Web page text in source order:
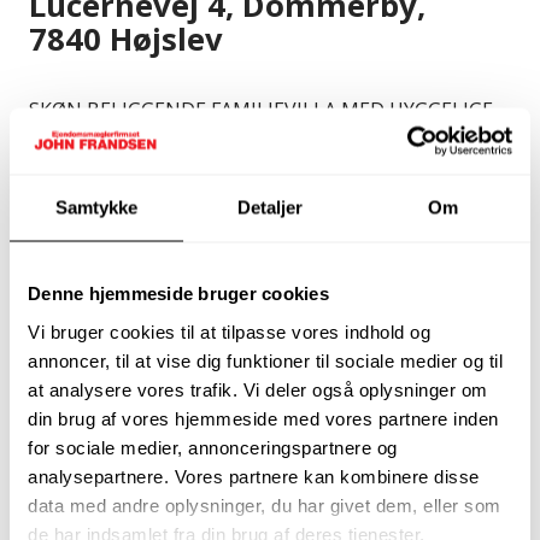
Samtykke Detaljer Om
Denne hjemmeside bruger cookies
Vi bruger cookies til at tilpasse vores indhold og
annoncer, til at vise dig funktioner til sociale medier og til
at analysere vores trafik. Vi deler også oplysninger om
din brug af vores hjemmeside med vores partnere inden
for sociale medier, annonceringspartnere og
analysepartnere. Vores partnere kan kombinere disse
data med andre oplysninger, du har givet dem, eller som
de har indsamlet fra din brug af deres tjenester.
7840 Højslev
SKØN BELIGGENDE FAMILIEVILLA MED HYGGELIGE
UDEAREALER
Velkommen til Lucernevej 4 i Dommerby! En super
skøn villa beliggende i rolige omgivelser på lukket
med store disponible rum i boligstandard. Derudover
finder du også en god udestue på 18 m2 samt en stor
overdækket terrasse. Villaen er beliggende i
Dommerby kun få hundrede meter fra Højslev. Her
finder du alt hvad du skal bruge i hverdagen, her er
både skole, institutioner, indkøbsmuligheder og
meget mere. Ind til Skive er der kun 5 minutters
kørsel. Her er endnu flere indkøbsmuligheder samt
gode butikscentre, restauranter, caféer,